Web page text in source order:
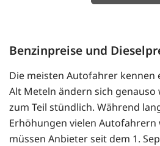
Benzinpreise und
Die meisten Autofahrer kennen
Alt Meteln ändern sich genauso
zum Teil stündlich. Während
Erhöhungen vielen
müssen Anbieter seit dem 1.